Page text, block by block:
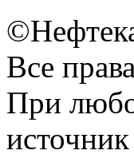
Все
При
источник